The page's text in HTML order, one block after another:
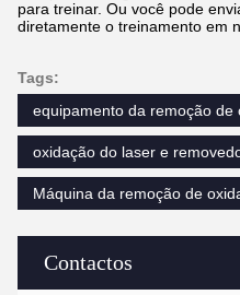
Contactos
para treinar. Ou você pode
diretamente o treinamento em
Tags:
equipamento da remoção de
oxidação do laser e
Máquina da remoção de